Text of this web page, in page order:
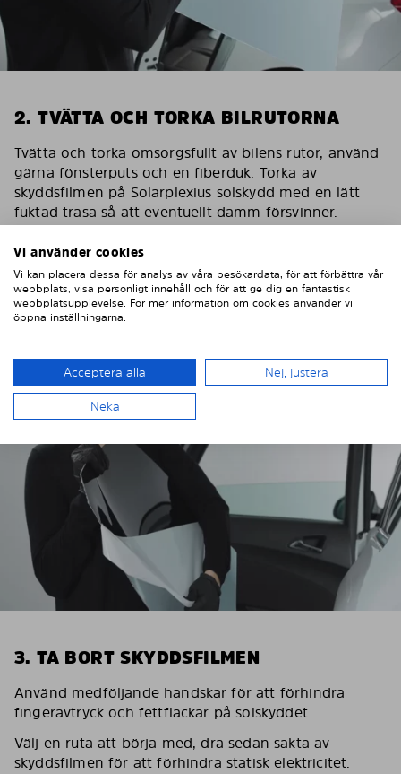
2. TVÄTTA OCH TORKA BILRUTORNA
Tvätta och torka omsorgsfullt av bilens rutor, använd
gärna fönsterputs och en fiberduk. Torka av
skyddsfilmen på Solarplexius solskydd med en lätt
fuktad trasa så att eventuellt damm försvinner.
För att skydda bilens inredning mot eventuella
skador/repor vid montering ska du sätta en
maskeringstejp på inredningen som skydd.
3. TA BORT SKYDDSFILMEN
Använd medföljande handskar för att förhindra
fingeravtryck och fettfläckar på solskyddet.
Välj en ruta att börja med, dra sedan sakta av
skyddsfilmen för att förhindra statisk elektricitet.
Vi använder cookies
Vi kan placera dessa för analys av våra besökardata, för att förbättra vår
webbplats, visa personligt innehåll och för att ge dig en fantastisk
webbplatsupplevelse. För mer information om cookies använder vi
öppna inställningarna.
Acceptera alla Nej, justera
Neka